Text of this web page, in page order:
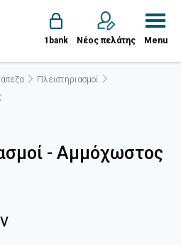
1bank Νέος πελάτης Menu
Πλειστηριασμοί
- Αμμόχωστος